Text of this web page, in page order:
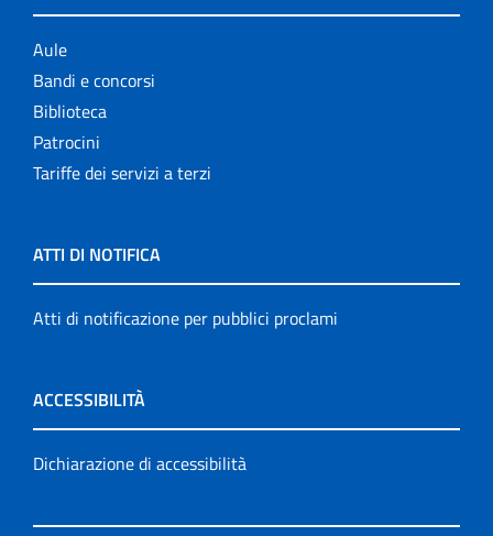
Aule
Bandi e concorsi
Biblioteca
Patrocini
Tariffe dei servizi a terzi
ATTI DI NOTIFICA
Atti di notificazione per pubblici proclami
ACCESSIBILITÀ
Dichiarazione di accessibilità